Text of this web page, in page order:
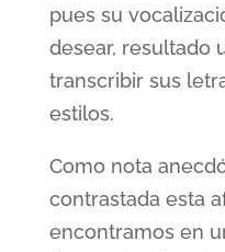
pues su
desear, resultado
transcribir sus
estilos.
Como nota
contrastada esta
encontramos en